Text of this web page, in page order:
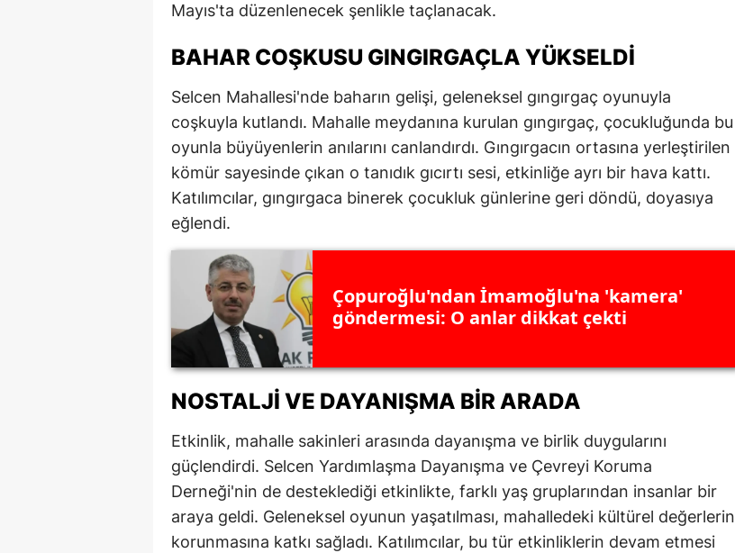
Elazığ
Erzincan
Erzurum
Eskişehir
Gaziantep
Giresun
Hatay
Mersin
İzmir
Kars
Kastamonu
Mayıs'ta düzenlenecek şenlikle taçlanacak.
BAHAR COŞKUSU GINGIRGAÇLA YÜKSELDI
Selcen Mahallesi'nde baharın gelişi, geleneksel gıngırgaç oyunuyla
coşkuyla kutlandı. Mahalle meydanına kurulan gıngırgaç, çocukluğunda bu
oyunla büyüyenlerin anılarını canlandırdı. Gıngırgacın ortasına yerleştirilen
kömür sayesinde çıkan o tanıdık gıcırtı sesi, etkinliğe ayrı bir hava kattı.
Katılımcılar, gıngırgaca binerek çocukluk günlerine geri döndü, doyasıya
eğlendi.
Çopuroğlu'ndan İmamoğlu'na 'kamera'
göndermesi: O anlar dikkat çekti
NOSTALJI VE DAYANIŞMA BIR ARADA
Etkinlik, mahalle sakinleri arasında dayanışma ve birlik duygularını
güçlendirdi. Selcen Yardımlaşma Dayanışma ve Çevreyi Koruma
Derneği'nin de desteklediği etkinlikte, farklı yaş gruplarından insanlar bir
araya geldi. Geleneksel oyunun yaşatılması, mahalledeki kültürel değerlerin
korunmasına katkı sağladı. Katılımcılar, bu tür etkinliklerin devam etmesi